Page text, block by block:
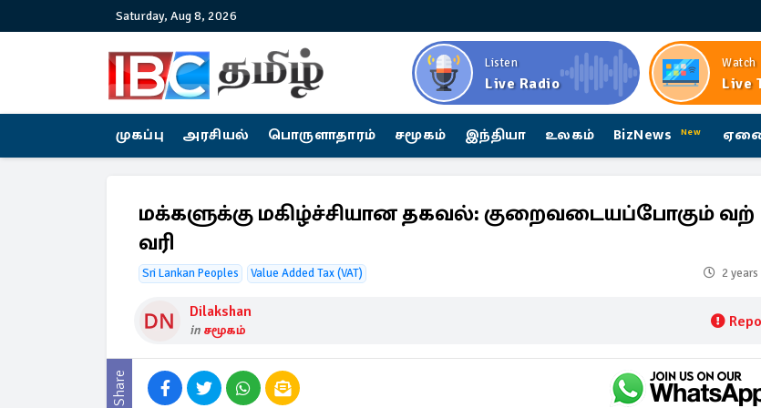
Saturday, Aug 8, 2026
Listen
Live Radio
Watch
Live
முகப்பு அரசியல் பொருளாதாரம் சமூகம் இந்தியா உலகம் BizNews New
மக்களுக்கு மகிழ்ச்சியான தகவல்: குறைவடையப்போகும் வற்
வரி
Sri Lankan Peoples Value Added Tax​ (VAT) 2 years
Dilakshan
in சமூகம்
Share